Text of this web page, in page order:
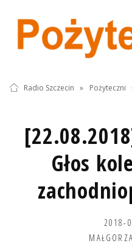
Radio Szczecin » Pożyteczni
Głos
2018-